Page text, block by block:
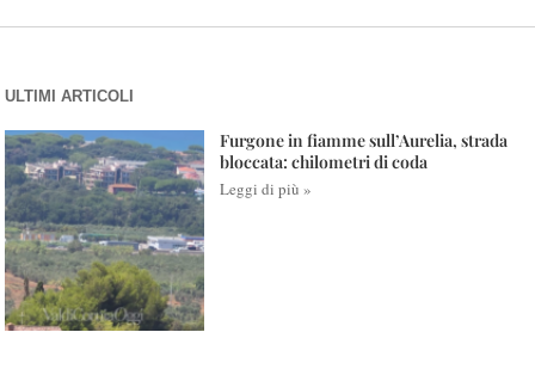
ULTIMI ARTICOLI
Furgone in fiamme sull’Aurelia, strada
bloccata: chilometri di coda
Leggi di più »